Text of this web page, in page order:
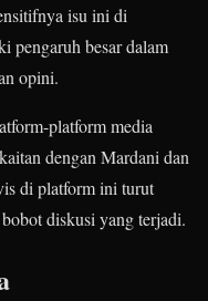
isu ini di
pengaruh besar dalam
opini.
platform media
dengan Mardani dan
di platform ini turut
diskusi yang terjadi.